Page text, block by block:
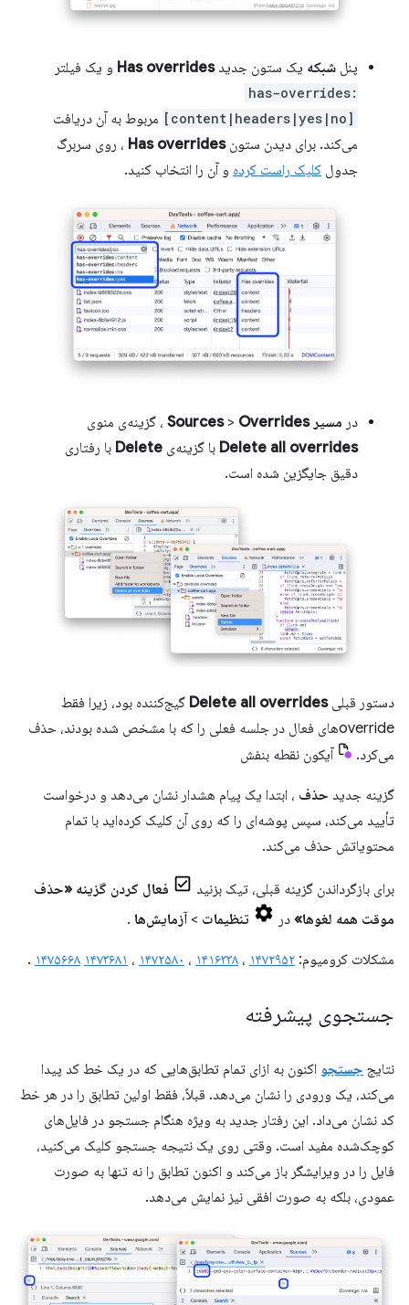
پنل شبکه یک ستون جدیدHas overrides و یک فیلتر
has-overrides:
[content|headers|yes|no] مربوط به آن دریافت
می‌کند. برای دیدن ستونHas overrides ، روی سربرگ
جدول کلیک راست کرده و آن را انتخاب کنید.
در مسیر Sources > Overrides
، گزینه‌ی منوی
Delete all overrides با گزینه‌ی Delete با رفتاری
دقیق جایگزین شده است.
دستور قبلیDelete all overrides گیج‌کننده بود، زیرا فقط
overrideهای فعال در جلسه فعلی را که با مشخص شده بودند، حذف
می‌کرد.
آیکون نقطه بنفش
گزینه جدید حذف ، ابتدا یک پیام هشدار نشان می‌دهد و درخواست
تأیید می‌کند، سپس پوشه‌ای را که روی آن کلیک کرده‌اید با تمام
محتویاتش حذف می‌کند.
برای بازگرداندن گزینه قبلی، تیک بزنید
فعال کردن گزینه «حذف
موقت همه لغوها» در تنظیمات > آزمایش‌ها .
مشکلات کرومیوم: ۱۴۷۲۹۵۲ ، ۱۴۱۶۳۳۸ ، ۱۴۷۲۵۸۰ ، ۱۴۷۳۶۸۱ ۱۴۷۵۶۶۸ .
جستجوی پیشرفته
نتایج جستجو اکنون به ازای تمام تطابق‌هایی که در یک خط کد پیدا
می‌کند، یک ورودی را نشان می‌دهد. قبلاً، فقط اولین تطابق را در هر خط
کد نشان می‌داد. این رفتار جدید به ویژه هنگام جستجو در فایل‌های
کوچک‌شده مفید است. وقتی روی یک نتیجه جستجو کلیک می‌کنید،
فایل را در ویرایشگر باز می‌کند و اکنون تطابق را نه تنها به صورت
عمودی، بلکه به صورت افقی نیز نمایش می‌دهد.